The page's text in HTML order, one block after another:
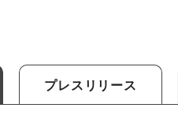
プレスリリース
推し活向け商品